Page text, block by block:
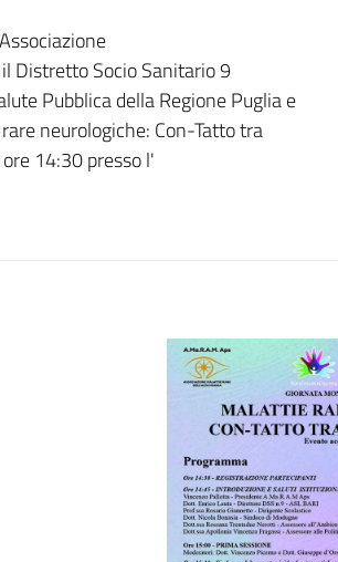
Distretto Socio Sanitario 9
Pubblica della Regione Puglia e
neurologiche: Con-Tatto tra
14:30 presso l'